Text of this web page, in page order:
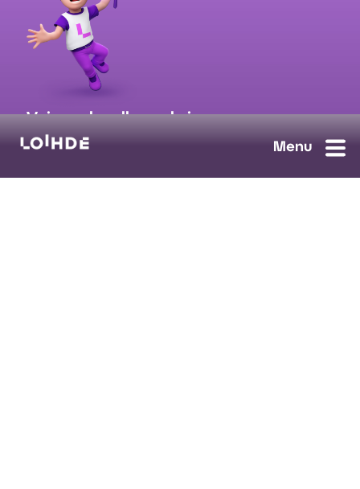
Voimmeko olla avuksi
myynti@loihde.com